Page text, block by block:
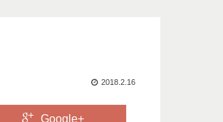
2018.2.16
Google+